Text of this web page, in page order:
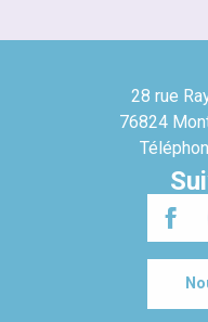
28 rue
76824